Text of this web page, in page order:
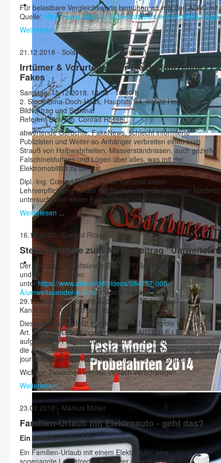
Für belastbare Vergleichswerte bemühen wir mal den ADAC mit
Quelle: https://www.adac.de/infotestrat/tests/eco-test/
Weiterlesen ...
21.12.2018 - Solar mobil Heidenheim e.V.
Irrtümer & Vorurteile über Elektrofahrzeuge -
Fakes
Samstag, 15.12.2018, 14:00 - 16:30 h
2. Stock Elma-Doch-Haus, Hauptstr. 34, 89522 Heidenheim
Bildvortrag und Seminar
Referent Dipl. Ing. Conrad Rössel
abwertende Gerüchte, FakeNews, schlecht informierte
Publizisten und Weiter-so-Anhänger verbreiten einen irren
Strauß von Halbwahrheiten, Missverständnissen, auch gezielte
Falschmeldungen und Lügen über alles, was mit der
Elektromobilität zu tun hat.
Dipl.-Ing. Conrad Rössel hat im Rahmen seiner
Lehrverpflichtung an der Hochschule Ulm die gängigen
untersucht und einem Faktencheck unterzogen.
Weiterlesen ...
16.12.2020 - Conrad Rössel
Stellungnahme zum ARTE-Beitrag
Der Beitrag "Umweltsünder E-Auto?" (Begleittext
und Film) - zu finden
unter https://www.arte.tv/de/videos/084757-000-
A/umweltsuender-e-auto/- wurde am 24.11. und
29.11.2020 ausgestrahlt und ist im ARTE Youtube-
Kanal eingestellt und dort abrufbar.
Dieser Beitrag verletzt in erheblichem Umfang die in
Art. 19.1 des Gründungsvertrags von ARTE G.E.I.E.
aufgeführten Programmgrundsätze, insbesondere
die Ausgewogenheit sowie journalistische Prinzipien, hier
journalistische Pflicht zur Objektivität und zur Sorgfalt.
Wichtige Tatsachen werden vielfach verschwiegen.
Weiterlesen ...
23.09.2018 - Markus Müller
Familien-Urlaub mit Elektroauto - geht das?
Ein Erfahrungsbericht
Ein Familien-Urlaub mit einem Elektroauto, eine